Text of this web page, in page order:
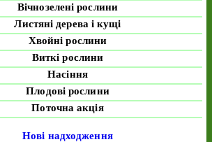
Вічнозелені рослини
Листяні дерева і кущі
Хвойні рослини
Виткі рослини
Насіння
Плодові рослини
Поточна акція
Нові надходження